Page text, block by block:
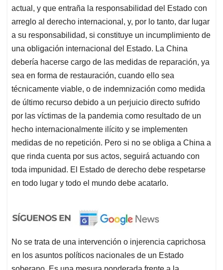
actual, y que entraña la responsabilidad del Estado con
arreglo al derecho internacional, y, por lo tanto, dar lugar
a su responsabilidad, si constituye un incumplimiento de
una obligación internacional del Estado. La China
debería hacerse cargo de las medidas de reparación, ya
sea en forma de restauración, cuando ello sea
técnicamente viable, o de indemnización como medida
de último recurso debido a un perjuicio directo sufrido
por las víctimas de la pandemia como resultado de un
hecho internacionalmente ilícito y se implementen
medidas de no repetición. Pero si no se obliga a China a
que rinda cuenta por sus actos, seguirá actuando con
toda impunidad. El Estado de derecho debe respetarse
en todo lugar y todo el mundo debe acatarlo.
No se trata de una intervención o injerencia caprichosa
en los asuntos políticos nacionales de un Estado